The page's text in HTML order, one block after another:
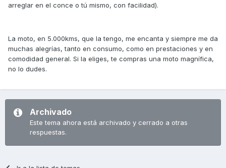
arreglar en el conce o tú mismo, con facilidad).
La moto, en 5.000kms, que la tengo, me encanta y siempre me da
muchas alegrías, tanto en consumo, como en prestaciones y en
comodidad general. Si la eliges, te compras una moto magnífica,
no lo dudes.
Archivado
Este tema ahora está archivado y cerrado a otras
respuestas.